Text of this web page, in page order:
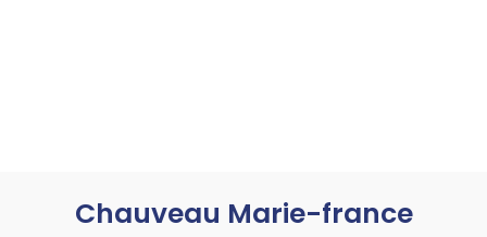
Chauveau Marie-france